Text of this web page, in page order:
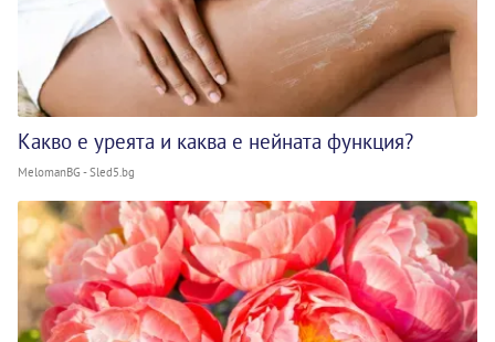
Какво е уреята и каква е нейната функция?
MelomanBG - Sled5.bg